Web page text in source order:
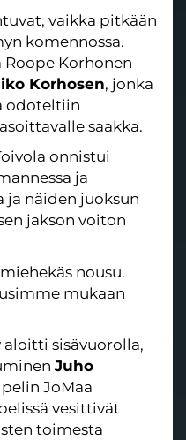
vaikka pitkään
komennossa.
Roope Korhonen
Korhosen, jonka
odoteltiin
saakka.
onnistui
ja
ja näiden juoksun
jakson voiton
nousu.
mukaan
aloitti sisävuorolla,
Juho
JoMaa
vesittivät
toimesta